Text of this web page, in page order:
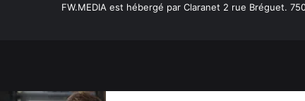
FW.MEDIA est hébergé par Claranet 2 rue Bréguet.